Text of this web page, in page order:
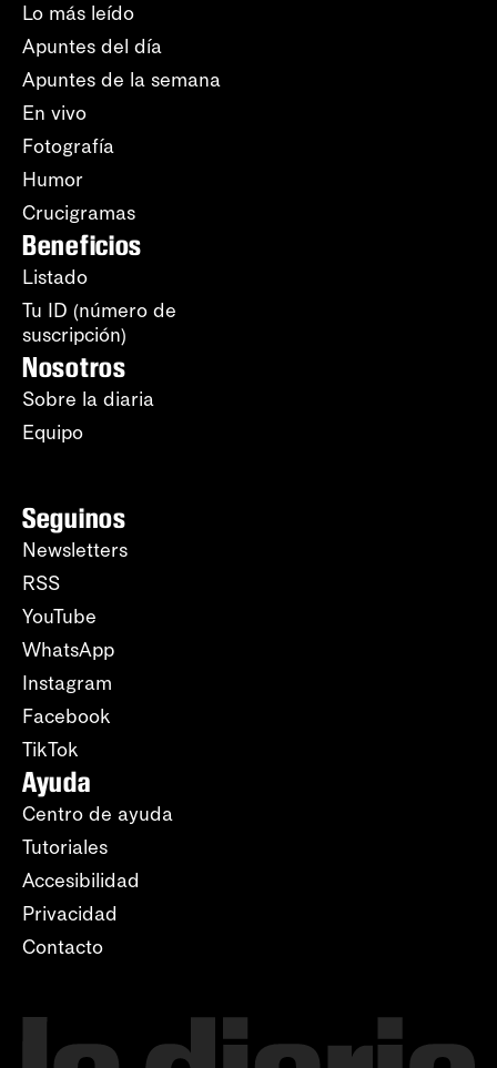
Lo más leído
Apuntes del día
Apuntes de la semana
En vivo
Fotografía
Humor
Crucigramas
Beneficios
Listado
Tu ID (número de
suscripción)
Nosotros
Sobre la diaria
Equipo
Seguinos
Newsletters
RSS
YouTube
WhatsApp
Instagram
Facebook
TikTok
Ayuda
Centro de ayuda
Tutoriales
Accesibilidad
Privacidad
Contacto